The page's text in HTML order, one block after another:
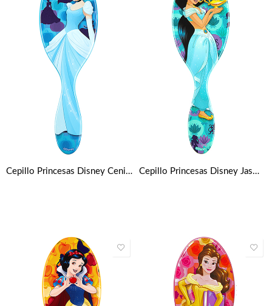
Cepillo Princesas Disney Cenicienta Wet Brush Cepillo Princesas Disney Jasmin Wet Brush